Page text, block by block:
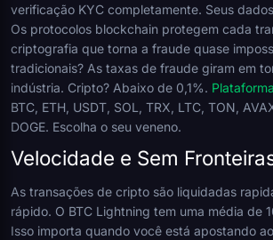
verificação KYC completamente. Seus
Os protocolos blockchain protegem cada
criptografia que torna a fraude quase
tradicionais? As taxas de fraude giram em
indústria. Cripto? Abaixo de 0,1%.
BTC, ETH, USDT, SOL, TRX, LTC, TON,
DOGE. Escolha o seu veneno.
Velocidade e Sem
As transações de cripto são liquidadas
rápido. O BTC Lightning tem uma média de
Isso importa quando você está apostando